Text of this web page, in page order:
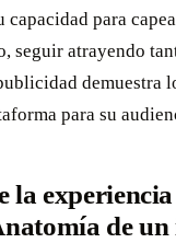
capacidad para
seguir atrayendo
demuestra
para su
la experiencia
de